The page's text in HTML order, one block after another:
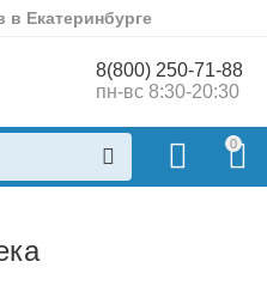
в Екатеринбурге
8(800) 250-71-88
пн-вс 8:30-20:30
0